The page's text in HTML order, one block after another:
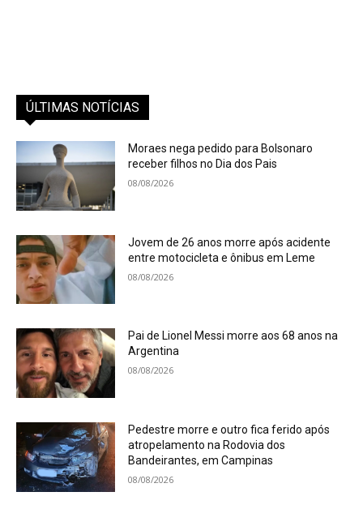
ÚLTIMAS NOTÍCIAS
Moraes nega pedido para Bolsonaro
receber filhos no Dia dos Pais
08/08/2026
Jovem de 26 anos morre após acidente
entre motocicleta e ônibus em Leme
08/08/2026
Pai de Lionel Messi morre aos 68 anos na
Argentina
08/08/2026
Pedestre morre e outro fica ferido após
atropelamento na Rodovia dos
Bandeirantes, em Campinas
08/08/2026